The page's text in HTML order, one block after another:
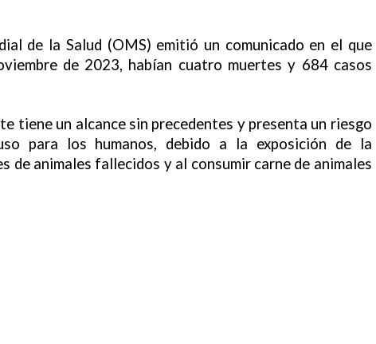
de la Salud (OMS) emitió un comunicado en el que
de 2023, habían cuatro muertes y 684 casos
tiene un alcance sin precedentes y presenta un riesgo
para los humanos, debido a la exposición de la
de animales fallecidos y al consumir carne de animales